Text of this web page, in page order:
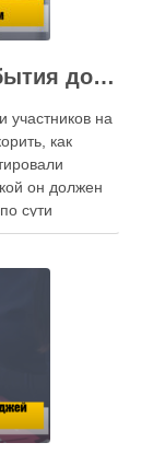
Правильный бейдж для события должен быть функциональным!
участников на
как
он должен
сути
им легче …